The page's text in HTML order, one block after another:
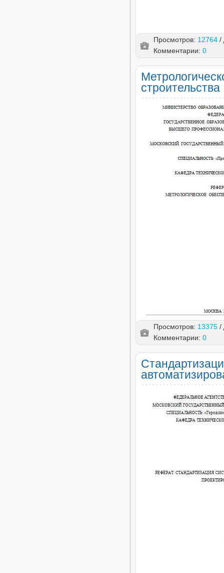
Просмотров: 12764 /
Комментарии: 0
строительства
Просмотров: 13375 /
Комментарии: 0